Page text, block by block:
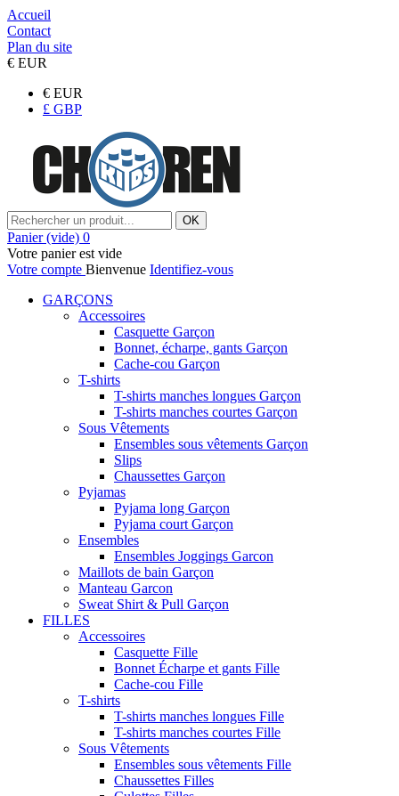
Accueil
Contact
Plan du site
€ EUR
€ EUR
£ GBP
OK
Panier (vide) 0
Votre panier est vide
Votre compte Bienvenue Identifiez-vous
GARÇONS
Accessoires
Casquette Garçon
Bonnet, écharpe, gants Garçon
Cache-cou Garçon
T-shirts
T-shirts manches longues Garçon
T-shirts manches courtes Garçon
Sous Vêtements
Ensembles sous vêtements Garçon
Slips
Chaussettes Garçon
Pyjamas
Pyjama long Garçon
Pyjama court Garçon
Ensembles
Ensembles Joggings Garcon
Maillots de bain Garçon
Manteau Garcon
Sweat Shirt & Pull Garçon
FILLES
Accessoires
Casquette Fille
Bonnet Écharpe et gants Fille
Cache-cou Fille
T-shirts
T-shirts manches longues Fille
T-shirts manches courtes Fille
Sous Vêtements
Ensembles sous vêtements Fille
Chaussettes Filles